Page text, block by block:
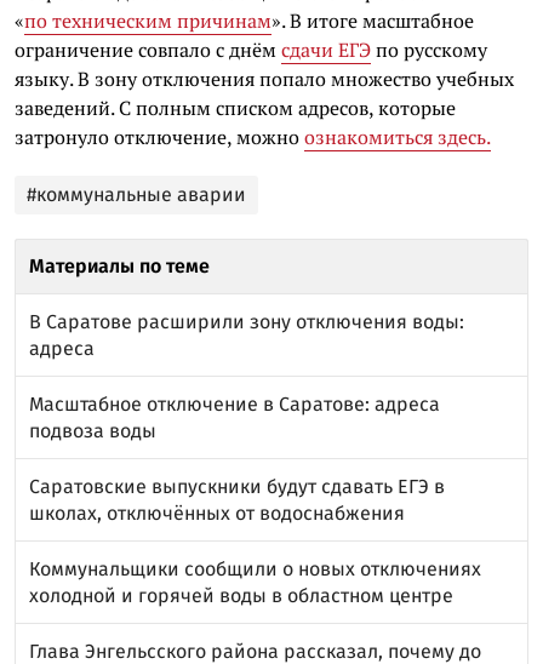
«по техническим причинам». В итоге масштабное
ограничение совпало с днёмсдачи ЕГЭпо русскому
языку. В зону отключения попало множество учебных
заведений. С полным списком адресов, которые
затронуло отключение, можноознакомиться здесь.
#коммунальные аварии
Материалы по теме
В Саратове расширили зону отключения воды:
адреса
Масштабное отключение в Саратове: адреса
подвоза воды
Саратовские выпускники будут сдавать ЕГЭ в
школах, отключённых от водоснабжения
Коммунальщики сообщили о новых отключениях
холодной и горячей воды в областном центре
Глава Энгельсского района рассказал, почему до